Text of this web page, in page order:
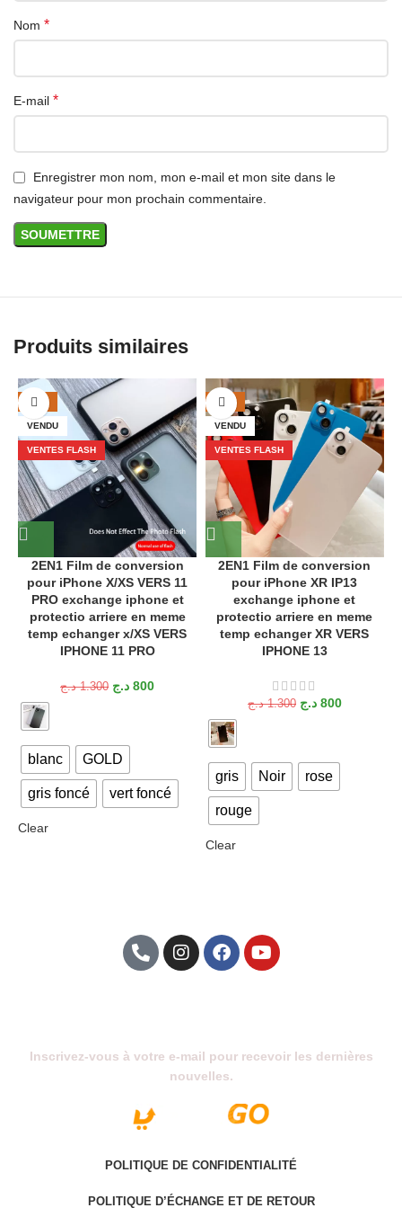
Achat en Algérie
Max sur DZAIRGO avec livraison en Algérie et paiement à la
livraison selon disponibilité.
Nom *
E-mail *
Enregistrer mon nom, mon e-mail et mon site dans le
navigateur pour mon prochain commentaire.
Produits similaires
-38%
VENDU
VENTES FLASH
2EN1 Film de conversion
pour iPhone X/XS VERS 11
PRO exchange iphone et
protectio arriere en meme
temp echanger x/XS VERS
IPHONE 11 PRO
1.300 د.ج 800 د.ج
blanc GOLD
gris foncé vert foncé
Clear
-38%
VENDU
VENTES FLASH
2EN1 Film de conversion
pour iPhone XR IP13
exchange iphone et
protectio arriere en meme
temp echanger XR VERS
IPHONE 13
1.300 د.ج 800 د.ج
gris Noir rose
rouge
Clear
Inscrivez-vous à votre e-mail pour recevoir les dernières
nouvelles.
POLITIQUE DE CONFIDENTIALITÉ
POLITIQUE D’ÉCHANGE ET DE RETOUR